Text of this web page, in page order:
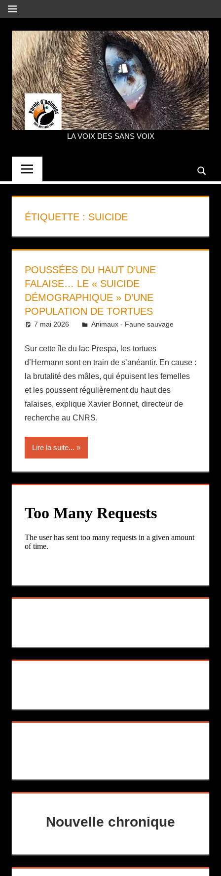
Aller
au
contenu
MENU
PAROLE
LA VOIX DES SANS VOIX
ÉTIQUETTE : SUICIDE
POUSSÉES DU HAUT D’UNE
FALAISE… LE « SUICIDE
DÉMOGRAPHIQUE » D’UNE
POPULATION DE TORTUES
7 mai 2026 Daniel
Animaux - Faune sauvage
Sur cette île du lac Prespa, les tortues
d’Hermann sont en train de s’anéantir. En cause :
la brutalité des mâles, qui épuisent les femelles
et les poussent régulièrement du haut des
falaises, explique Xavier Bonnet, directeur de
recherche au CNRS.
Lire la suite...
Nouvelle chronique